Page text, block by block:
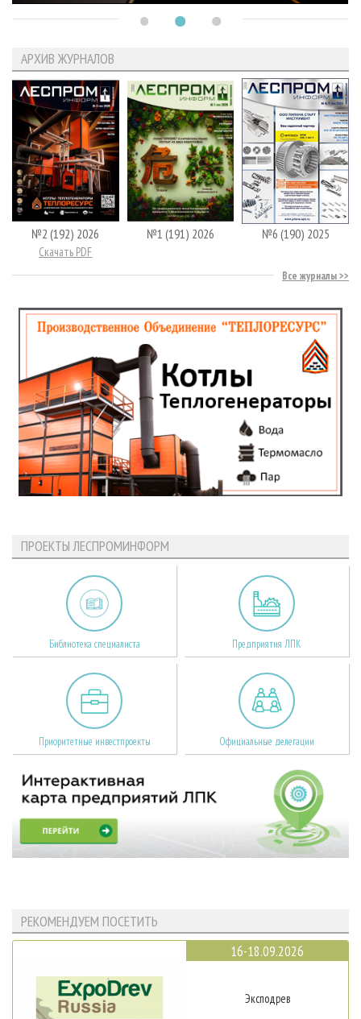
АРХИВ ЖУРНАЛОВ
№2 (192) 2026
Скачать PDF
№1 (191) 2026 №6 (190) 2025
Все журналы
ПРОЕКТЫ ЛЕСПРОМИНФОРМ
Библиотека специалиста Предприятия ЛПК
Приоритетные инвестпроекты Официальные делегации
РЕКОМЕНДУЕМ ПОСЕТИТЬ
16-18.09.2026
Эксподрев